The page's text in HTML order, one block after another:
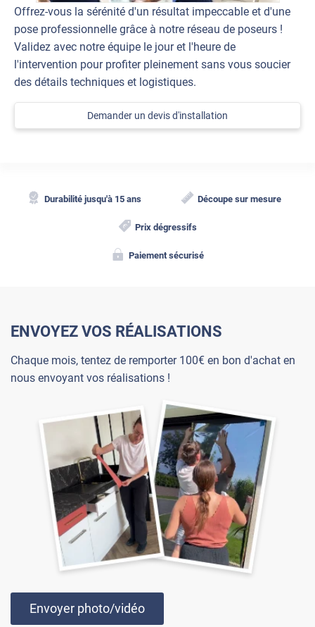
Offrez-vous la sérénité d'un résultat impeccable et d'une
pose professionnelle grâce à notre réseau de poseurs !
Validez avec notre équipe le jour et l'heure de
l'intervention pour profiter pleinement sans vous soucier
des détails techniques et logistiques.
Demander un devis d'installation
Durabilité jusqu'à 15 ans Découpe sur mesure
Prix dégressifs
Paiement sécurisé
ENVOYEZ VOS RÉALISATIONS
Chaque mois, tentez de remporter 100€ en bon d'achat en
nous envoyant vos réalisations !
Envoyer photo/vidéo